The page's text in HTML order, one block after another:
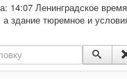
14:07 Ленинградское
здание тюремное и